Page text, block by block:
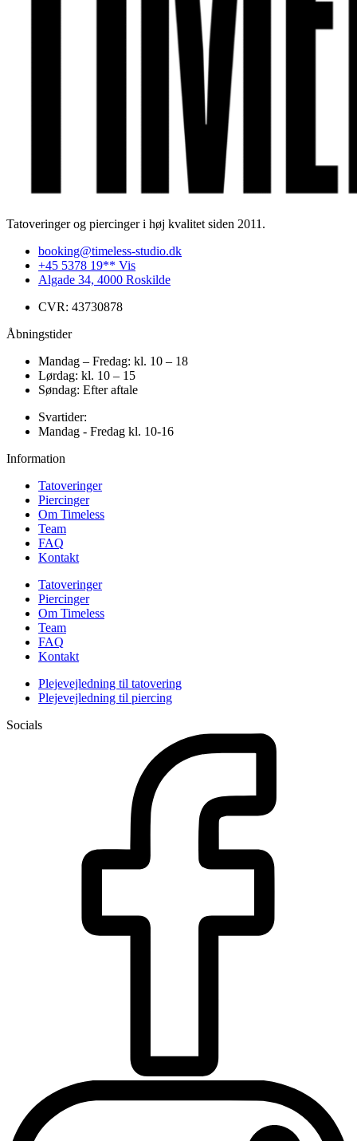
Tatoveringer og piercinger i høj kvalitet siden 2011.
booking@timeless-studio.dk
+45 5378 19** Vis
Algade 34, 4000 Roskilde
CVR: 43730878
Åbningstider
Mandag – Fredag: kl. 10 – 18
Lørdag: kl. 10 – 15
Søndag: Efter aftale
Svartider:
Mandag - Fredag kl. 10-16
Information
Tatoveringer
Piercinger
Om Timeless
Team
FAQ
Kontakt
Tatoveringer
Piercinger
Om Timeless
Team
FAQ
Kontakt
Plejevejledning til tatovering
Plejevejledning til piercing
Socials